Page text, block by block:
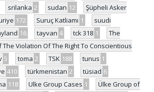
srilanka 2 sudan 12
Şüpheli Asker
172 Suruç Katliamı 1
suudi
16 tayvan 4 tck 318 1
The
Violation Of The Right To Conscientious
5 toma 2 TSK 188 tunus 1
410 türkmenistan 2 tüsiad 6
118 Ulke Group Cases 1
Ülke Group of